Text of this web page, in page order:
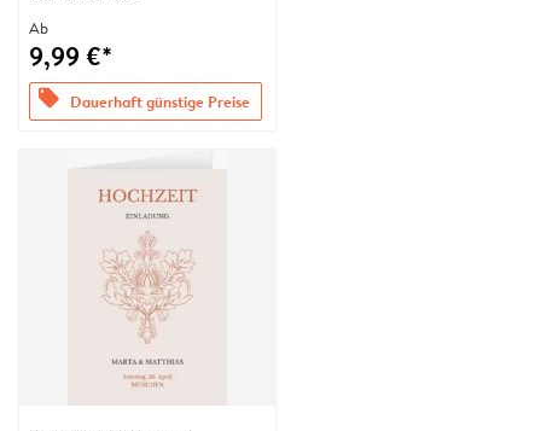
Ab
9,99 €*
offers Dauerhaft günstige Preise